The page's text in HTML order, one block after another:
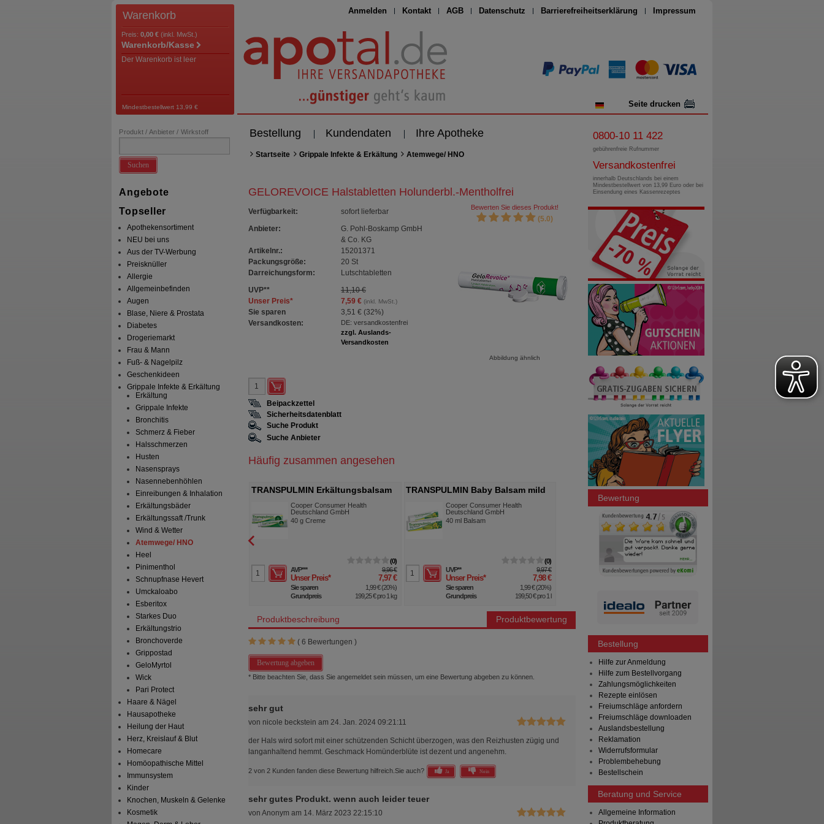
Anmelden Kontakt AGB Datenschutz Barrierefreiheitserklärung Impressum
Seite drucken
Warenkorb
Preis: 0,00 € (inkl. MwSt.)
Warenkorb/Kasse
Der Warenkorb ist leer
Mindestbestellwert 13,99 €
Bestellung Kundendaten Ihre Apotheke
Produkt / Anbieter / Wirkstoff
Suchen
Angebote
Topseller
Apothekensortiment
NEU bei uns
Aus der TV-Werbung
Preisknüller
Allergie
Allgemeinbefinden
Augen
Blase, Niere & Prostata
Diabetes
Drogeriemarkt
Frau & Mann
Fuß- & Nagelpilz
Geschenkideen
Grippale Infekte & Erkältung
Erkältung
Grippale Infekte
Bronchitis
Schmerz & Fieber
Halsschmerzen
Husten
Nasensprays
Nasennebenhöhlen
Einreibungen & Inhalation
Erkältungsbäder
Erkältungssaft /Trunk
Wind & Wetter
Atemwege/ HNO
Heel
Pinimenthol
Schnupfnase Hevert
Umckaloabo
Esberitox
Starkes Duo
Erkältungstrio
Bronchoverde
Grippostad
GeloMyrtol
Wick
Pari Protect
Haare & Nägel
Hausapotheke
Heilung der Haut
Herz, Kreislauf & Blut
Homecare
Homöopathische Mittel
Immunsystem
Kinder
Knochen, Muskeln & Gelenke
Kosmetik
Startseite Grippale Infekte & Erkältung Atemwege/ HNO
GELOREVOICE Halstabletten Holunderbl.-Mentholfrei
Verfügbarkeit:
sofort lieferbar
Anbieter:
G. Pohl-Boskamp GmbH
& Co. KG
Artikelnr.:
15201371
Packungsgröße:
20 St
Darreichungsform:
Lutschtabletten
UVP**
11,10 €
Unser Preis* 7,59 €(inkl. MwSt.)
Sie sparen 3,51 € (32%)
Versandkosten:
DE: versandkostenfrei
zzgl. Auslands-
Versandkosten
Bewerten Sie dieses Produkt!
(5.0)
Abbildung ähnlich
Beipackzettel
Sicherheitsdatenblatt
Suche Produkt
Suche Anbieter
Häufig zusammen angesehen
TRANSPULMIN Erkältungsbalsam
für KinderCooper Consumer Health
Deutschland GmbH
40g Creme
AVP***
Unser Preis*
Sie sparen
Grundpreis
TRANSPULMIN Erkältungsbalsam
Cooper Consumer Health
Deutschland GmbH
40g Creme
0
AVP*** 9,96 €
Unser Preis* 7,97 €
Sie sparen 1,99 €(20%)
Grundpreis
199,25 €pro 1 kg
TRANSPULMIN Baby Balsam mild
Cooper Consumer Health
Deutschland GmbH
40 ml Balsam
0
UVP** 9,97 €
Unser Preis* 7,98 €
Sie sparen 1,99 €(20%)
Grundpreis
199,50 €pro 1 l
Produktbeschreibung Produktbewertung
( 6 Bewertungen )
Bewertung abgeben
* Bitte beachten Sie, dass Sie angemeldet sein müssen, um eine Bewertung abgeben zu können.
sehr gut
von nicole beckstein am 24. Jan. 2024 09:21:11
der Hals wird sofort mit einer schützenden Schicht überzogen, was den Reizhusten zügig und
langanhaltend hemmt. Geschmack Homünderblüte ist dezent und angenehm.
2 von 2 Kunden fanden diese Bewertung hilfreich. Sie auch? Ja Nein
sehr gutes Produkt. wenn auch leider teuer
von Anonym am 14. März 2023 22:15:10
0800-10 11 422
gebührenfreie Rufnummer
Versandkostenfrei
innerhalb Deutschlands bei einem
Mindestbestellwert von 13,99 Euro oder bei
Einsendung eines Kassenrezeptes
Bewertung
Bestellung
Hilfe zur Anmeldung
Hilfe zum Bestellvorgang
Zahlungsmöglichkeiten
Rezepte einlösen
Freiumschläge anfordern
Freiumschläge downloaden
Auslandsbestellung
Reklamation
Widerrufsformular
Problembehebung
Bestellschein
Beratung und Service
Allgemeine Information